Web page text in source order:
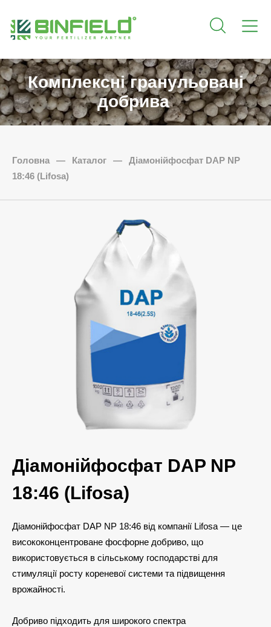
Комплексні гранульовані
добрива
Головна — Каталог —
Діамонійфосфат DAP NP
18:46 (Lifosa)
Діамонійфосфат DAP NP
18:46 (Lifosa)
Діамонійфосфат DAP NP 18:46 від компанії Lifosa — це
висококонцентроване фосфорне добриво, що
використовується в сільському господарстві для
стимуляції росту кореневої системи та підвищення
врожайності.
Добриво підходить для широкого спектра